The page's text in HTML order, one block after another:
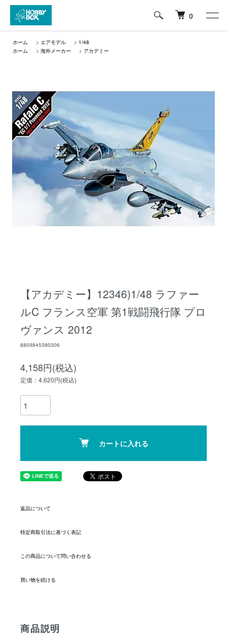
0
ホーム > エアモデル > 1/48
ホーム
> 海外メーカー > アカデミー
【アカデミー】12346)1/48 ラファー
ルC フランス空軍 第1戦闘飛行隊 プロ
ヴァンス 2012
8809845380306
4,158円(税込)
定価：4,620円(税込)
カートに入れる
返品について
特定商取引法に基づく表記
この商品について問い合わせる
買い物を続ける
商品説明